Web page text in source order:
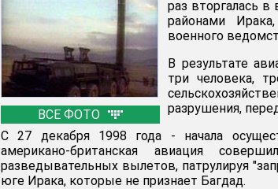
ВСЕ ФОТО
раз вторгалась
районами
военного
В результате
три человека,
разрушения,
С 27 декабря 1998 года - начала
американо-британская авиация
разведывательных вылетов, патрулируя
юге Ирака, которые не признает Багдад.